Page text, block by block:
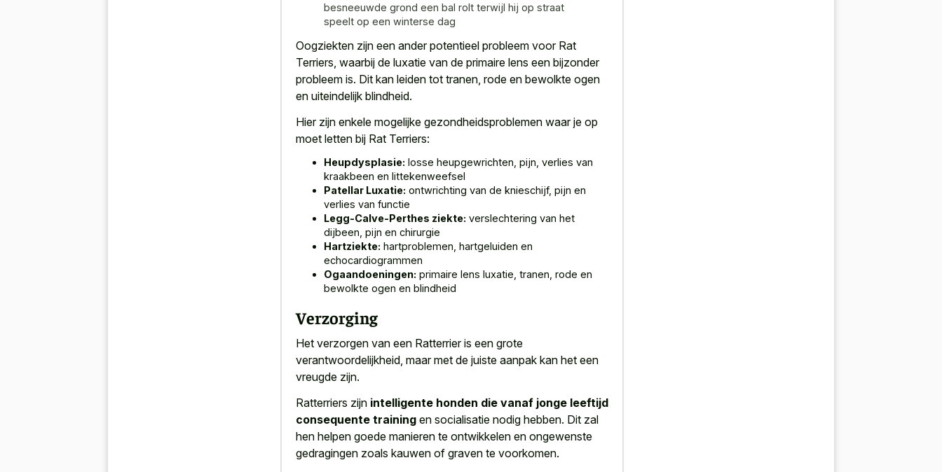
besneeuwde grond een bal rolt terwijl hij op straat
speelt op een winterse dag
Oogziekten zijn een ander potentieel probleem voor Rat
Terriers, waarbij de luxatie van de primaire lens een bijzonder
probleem is. Dit kan leiden tot tranen, rode en bewolkte ogen
en uiteindelijk blindheid.
Hier zijn enkele mogelijke gezondheidsproblemen waar je op
moet letten bij Rat Terriers:
Heupdysplasie: losse heupgewrichten, pijn, verlies van
kraakbeen en littekenweefsel
Patellar Luxatie: ontwrichting van de knieschijf, pijn en
verlies van functie
Legg-Calve-Perthes ziekte: verslechtering van het
dijbeen, pijn en chirurgie
Hartziekte: hartproblemen, hartgeluiden en
echocardiogrammen
Ogaandoeningen: primaire lens luxatie, tranen, rode en
bewolkte ogen en blindheid
Verzorging
Het verzorgen van een Ratterrier is een grote
verantwoordelijkheid, maar met de juiste aanpak kan het een
vreugde zijn.
Ratterriers zijn intelligente honden die vanaf jonge leeftijd
consequente training en socialisatie nodig hebben. Dit zal
hen helpen goede manieren te ontwikkelen en ongewenste
gedragingen zoals kauwen of graven te voorkomen.